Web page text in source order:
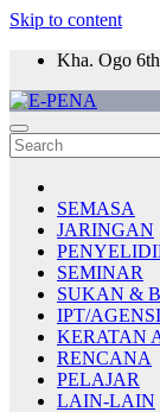
Skip to content
Kha. Ogo
E-PENA
Berita Digital
SEMASA
JARINGAN
SEMINAR
SUKAN &
IPT/AGENSI
KERATAN
RENCANA
PELAJAR
LAIN-LAIN